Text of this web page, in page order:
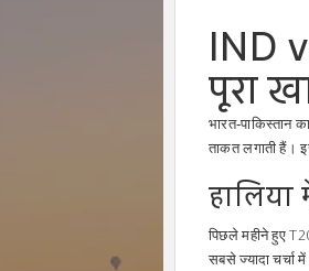
IND
पूरा
भारत‑पाकिस्तान
ताकत लगाती
पिछले महीने हुए
सबसे ज्यादा चर्चा